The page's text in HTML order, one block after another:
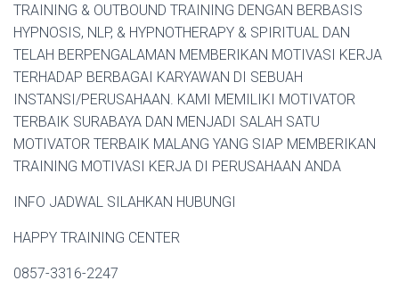
TRAINING & OUTBOUND TRAINING DENGAN BERBASIS
HYPNOSIS, NLP, & HYPNOTHERAPY & SPIRITUAL DAN
TELAH BERPENGALAMAN MEMBERIKAN MOTIVASI KERJA
TERHADAP BERBAGAI KARYAWAN DI SEBUAH
INSTANSI/PERUSAHAAN. KAMI MEMILIKI MOTIVATOR
TERBAIK SURABAYA DAN MENJADI SALAH SATU
MOTIVATOR TERBAIK MALANG YANG SIAP MEMBERIKAN
TRAINING MOTIVASI KERJA DI PERUSAHAAN ANDA
INFO JADWAL SILAHKAN HUBUNGI
HAPPY TRAINING CENTER
0857-3316-2247